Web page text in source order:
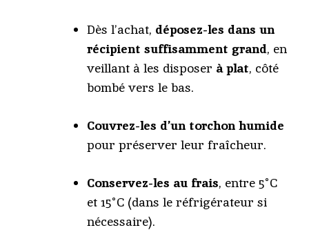
Dès l’achat, déposez-les dans un
récipient suffisamment grand, en
veillant à les disposer à plat, côté
bombé vers le bas.
Couvrez-les d’un torchon humide
pour préserver leur fraîcheur.
Conservez-les au frais, entre 5°C
et 15°C (dans le réfrigérateur si
nécessaire).